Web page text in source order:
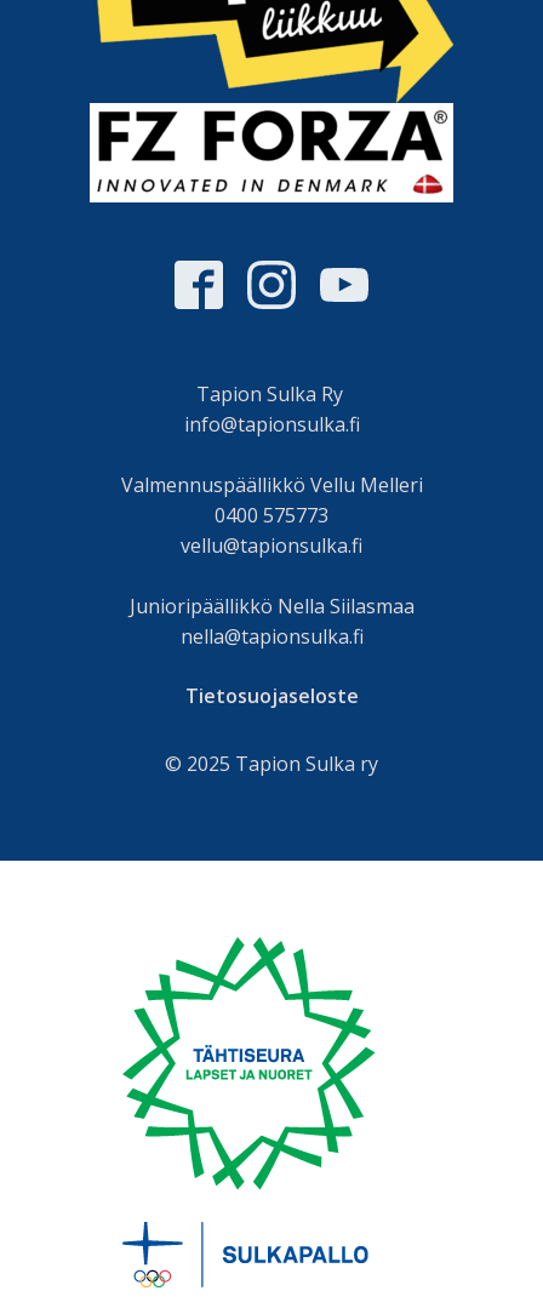
Tapion Sulka Ry
info@tapionsulka.fi
Valmennuspäällikkö Vellu Melleri
0400 575773
vellu@tapionsulka.fi
Junioripäällikkö Nella Siilasmaa
nella@tapionsulka.fi
Tietosuojaseloste
© 2025 Tapion Sulka ry